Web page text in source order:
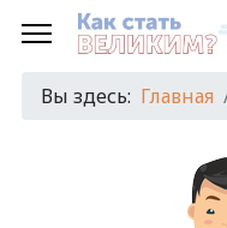
Вы здесь: Главная